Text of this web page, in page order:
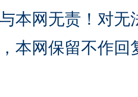
本网无责！对
本网保留不作